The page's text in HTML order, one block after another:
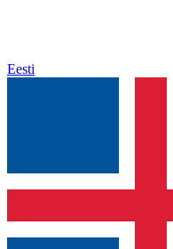
Eesti